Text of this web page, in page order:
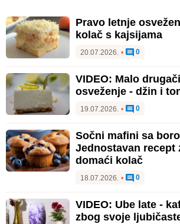
Pravo letnje
kolač s kajsijama
20.07.2026. • 0
VIDEO: Malo
osveženje - džin i
19.07.2026. • 0
Sočni mafini sa
Jednostavan recept
domaći kolač
18.07.2026. • 0
VIDEO: Ube late -
zbog svoje